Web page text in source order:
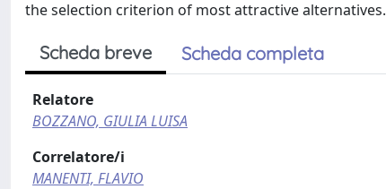
the selection criterion of most attractive alternatives.
Scheda breve Scheda completa
Relatore
BOZZANO, GIULIA LUISA
Correlatore/i
MANENTI, FLAVIO